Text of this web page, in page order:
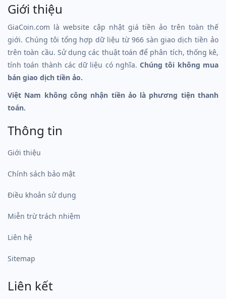
Giới thiệu
GiaCoin.com là website cập nhật giá tiền ảo trên toàn thế
giới. Chúng tôi tổng hợp dữ liệu từ 966 sàn giao dịch tiền ảo
trên toàn cầu. Sử dụng các thuật toán để phân tích, thống kê,
tính toán thành các dữ liệu có nghĩa.Chúng tôi không mua
bán giao dịch tiền ảo.
Việt Nam không công nhận tiền ảo là phương tiện thanh
toán.
Thông tin
Giới thiệu
Chính sách bảo mật
Điều khoản sử dụng
Miễn trừ trách nhiệm
Liên hệ
Sitemap
Liên kết